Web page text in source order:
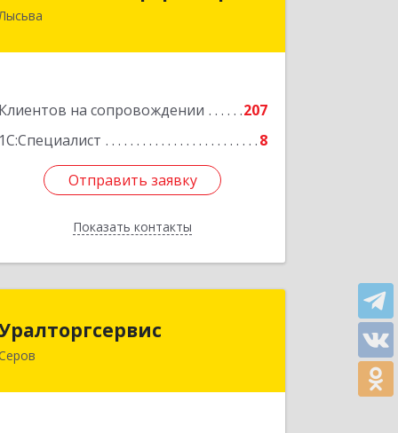
Лысьва
Клиентов на сопровождении
207
1С:Специалист
8
Отправить заявку
Показать контакты
618909, Пермский край, Лысьва г,
Отправить заявку
Назад
624980, Свердловская обл, Серов г,